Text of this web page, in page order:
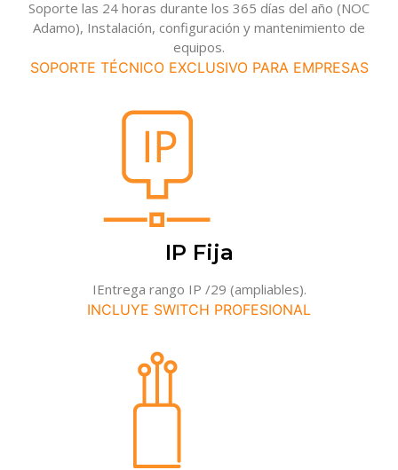
Soporte las 24 horas durante los 365 días del año (NOC
Adamo), Instalación, configuración y mantenimiento de
equipos.
SOPORTE TÉCNICO EXCLUSIVO PARA EMPRESAS
IP Fija
IEntrega rango IP /29 (ampliables).
INCLUYE SWITCH PROFESIONAL